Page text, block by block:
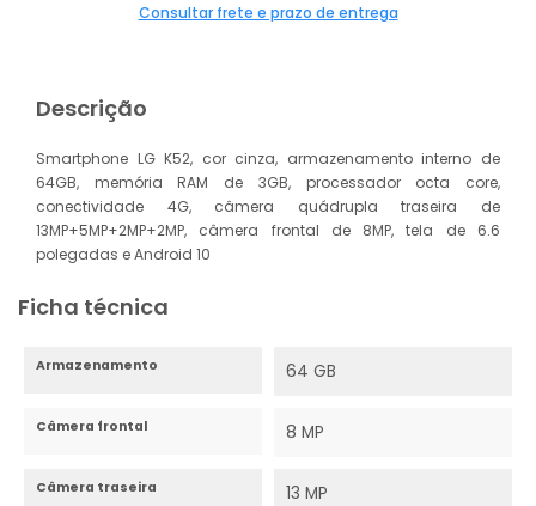
Consultar frete e prazo de entrega
Descrição
Smartphone LG K52, cor cinza, armazenamento interno de
64GB, memória RAM de 3GB, processador octa core,
conectividade 4G, câmera quádrupla traseira de
13MP+5MP+2MP+2MP, câmera frontal de 8MP, tela de 6.6
polegadas e Android 10
Ficha técnica
Armazenamento 64 GB
Câmera frontal 8 MP
Câmera traseira 13 MP